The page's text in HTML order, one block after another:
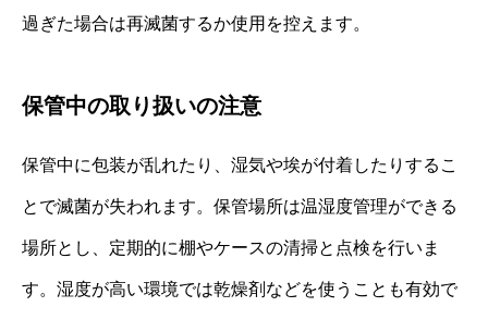
過ぎた場合は再滅菌するか使用を控えます。
保管中の取り扱いの注意
保管中に包装が乱れたり、湿気や埃が付着したりするこ
とで滅菌が失われます。保管場所は温湿度管理ができる
場所とし、定期的に棚やケースの清掃と点検を行いま
す。湿度が高い環境では乾燥剤などを使うことも有効で